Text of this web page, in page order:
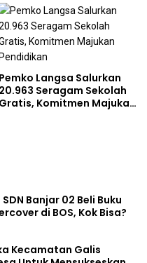
Pemko Langsa Salurkan
20.963 Seragam Sekolah
Gratis, Komitmen Majukan
Banjar 02 Beli Buku
di BOS, Kok Bisa?
Kecamatan Galis